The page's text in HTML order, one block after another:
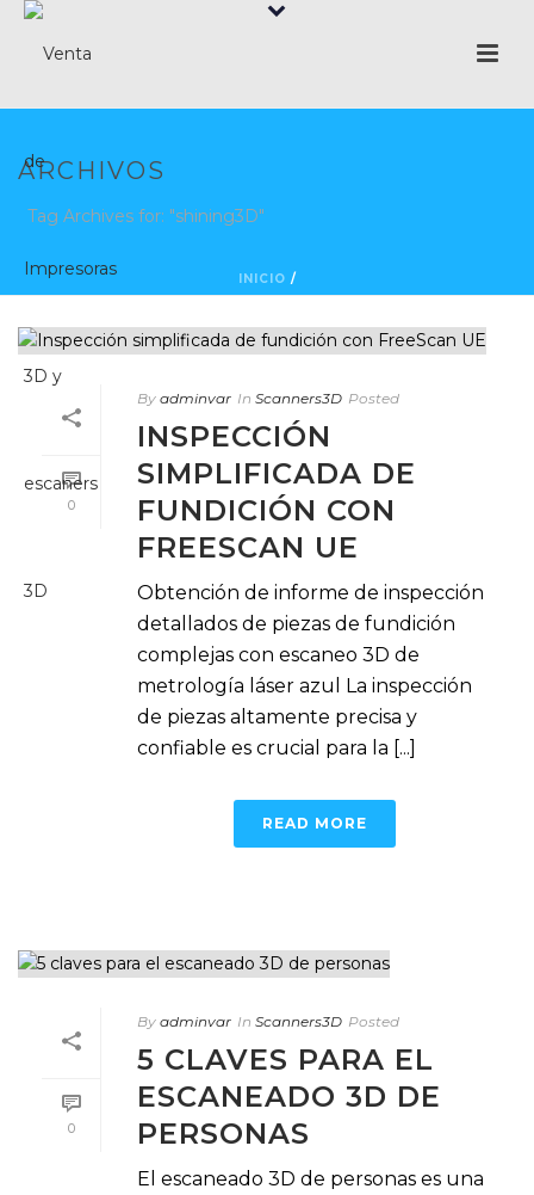
ARCHIVOS
Tag Archives for: "shining3D"
INICIO /
0
By adminvar In Scanners3D Posted
INSPECCIÓN
SIMPLIFICADA DE
FUNDICIÓN CON
FREESCAN UE
Obtención de informe de inspección
detallados de piezas de fundición
complejas con escaneo 3D de
metrología láser azul La inspección
de piezas altamente precisa y
confiable es crucial para la [...]
READ MORE
0
By adminvar In Scanners3D Posted
5 CLAVES PARA EL
ESCANEADO 3D DE
PERSONAS
El escaneado 3D de personas es una